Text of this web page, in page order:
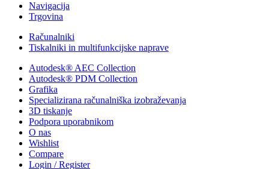
Navigacija
Trgovina
Računalniki
Tiskalniki in multifunkcijske naprave
Autodesk® AEC Collection
Autodesk® PDM Collection
Grafika
Specializirana računalniška izobraževanja
3D tiskanje
Podpora uporabnikom
O nas
Wishlist
Compare
Login / Register